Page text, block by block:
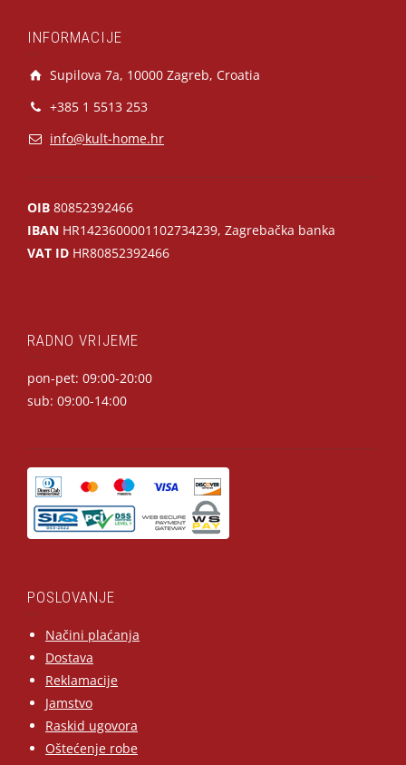
INFORMACIJE
Supilova 7a, 10000 Zagreb, Croatia
+385 1 5513 253
info@kult-home.hr
OIB 80852392466
IBAN HR1423600001102734239, Zagrebačka banka
VAT ID HR80852392466
RADNO VRIJEME
pon-pet: 09:00-20:00
sub: 09:00-14:00
POSLOVANJE
Načini plaćanja
Dostava
Reklamacije
Jamstvo
Raskid ugovora
Oštećenje robe